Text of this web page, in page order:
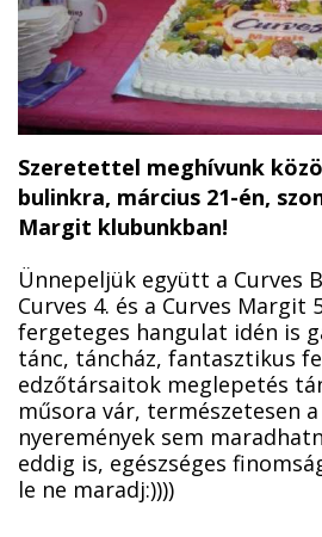
Szeretettel meghívunk
bulinkra, március 21-én,
Margit klubunkban!
Ünnepeljük együtt a Curves
Curves 4. és a Curves Margit
fergeteges hangulat idén is
tánc, táncház, fantasztikus
edzőtársaitok meglepetés
műsora vár, természetesen
nyeremények sem
eddig is, egészséges
le ne maradj:))))